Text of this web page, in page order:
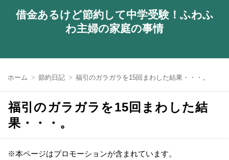
借金あるけど節約して中学受験！ふわふ
わ主婦の家庭の事情
ホーム 節約日記 福引のガラガラを15回まわした結果・・・。
福引のガラガラを15回まわした結
果・・・。
※本ページはプロモーションが含まれています。